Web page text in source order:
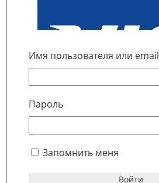
Имя пользователя или email
Пароль
Запомнить меня